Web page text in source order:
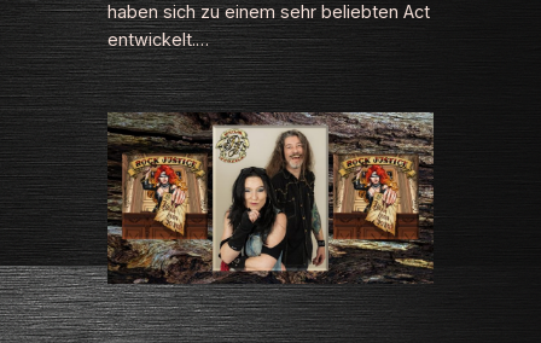
haben sich zu einem sehr beliebten Act
entwickelt.…